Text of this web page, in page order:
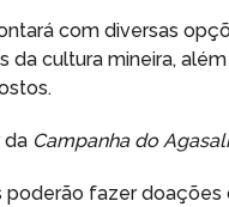
com diversas
da cultura mineira,
da Campanha do
poderão fazer doações